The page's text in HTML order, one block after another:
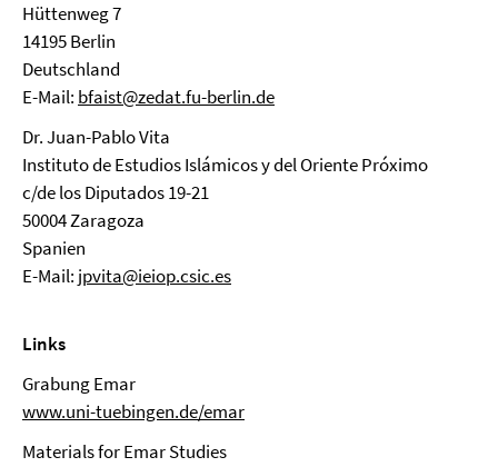
Hüttenweg 7
14195 Berlin
Deutschland
E-Mail: bfaist@zedat.fu-berlin.de
Dr. Juan-Pablo Vita
Instituto de Estudios Islámicos y del Oriente Próximo
c/de los Diputados 19-21
50004 Zaragoza
Spanien
E-Mail: jpvita@ieiop.csic.es
Links
Grabung Emar
www.uni-tuebingen.de/emar
Materials for Emar Studies